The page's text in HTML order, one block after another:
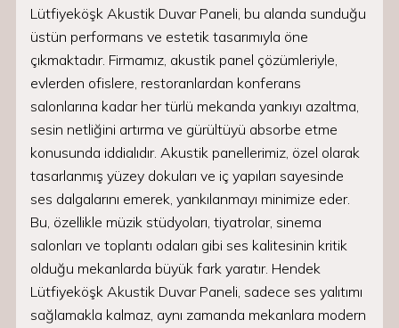
Lütfiyeköşk Akustik Duvar Paneli, bu alanda sunduğu
üstün performans ve estetik tasarımıyla öne
çıkmaktadır. Firmamız, akustik panel çözümleriyle,
evlerden ofislere, restoranlardan konferans
salonlarına kadar her türlü mekanda yankıyı azaltma,
sesin netliğini artırma ve gürültüyü absorbe etme
konusunda iddialıdır. Akustik panellerimiz, özel olarak
tasarlanmış yüzey dokuları ve iç yapıları sayesinde
ses dalgalarını emerek, yankılanmayı minimize eder.
Bu, özellikle müzik stüdyoları, tiyatrolar, sinema
salonları ve toplantı odaları gibi ses kalitesinin kritik
olduğu mekanlarda büyük fark yaratır. Hendek
Lütfiyeköşk Akustik Duvar Paneli, sadece ses yalıtımı
sağlamakla kalmaz, aynı zamanda mekanlara modern